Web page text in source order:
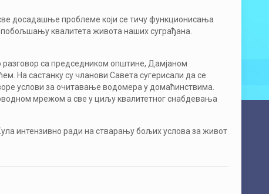
досадашње проблеме који се тичу функционисања
квалитета живота наших суграђана.
разговор са председником општине, Дамјаном
На састанку су чланови Савета сугерисали да се
услови за очитавање водомера у домаћинствима.
мрежом а све у циљу квалитетног снабдевања
интензивно ради на стварању бољих услова за живот